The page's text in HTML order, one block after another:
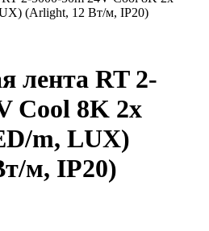
(Arlight, 12 Вт/м, IP20)
лента RT 2-
Cool 8K 2x
m, LUX)
м, IP20)